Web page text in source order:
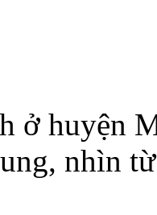
ở huyện
nhìn